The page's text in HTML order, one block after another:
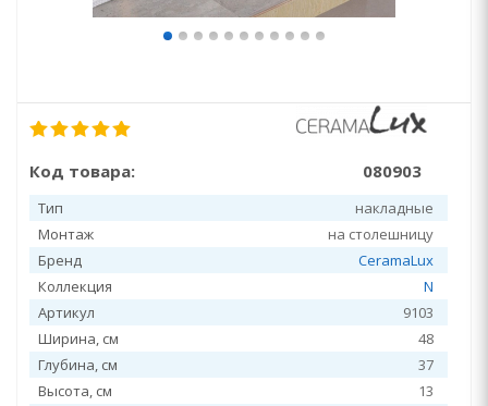
Код товара: 080903
Тип
накладные
Монтаж
на столешницу
Бренд
CeramaLux
Коллекция
N
Артикул
9103
Ширина, см
48
Глубина, см
37
Высота, см
13